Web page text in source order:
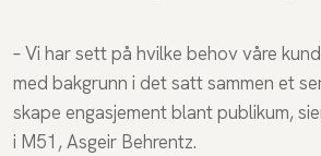
– Vi har sett på hvilke behov våre
med bakgrunn i det satt sammen et
skape engasjement blant publikum,
i M51, Asgeir Behrentz.